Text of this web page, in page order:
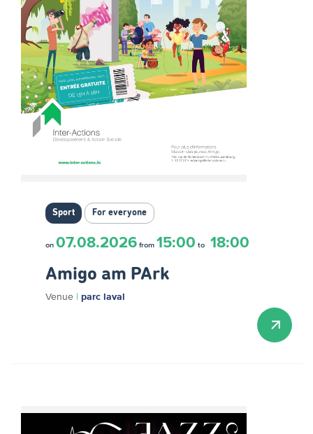
Sport For everyone
on 07.08.2026 from 15:00 to 18:00
Amigo am PArk
Venue | parc laval